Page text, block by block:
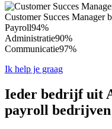
Customer Succes Manager
Payroll94%
Administratie90%
Communicatie97%
Ik help je graag
Ieder bedrijf uit
payroll bedrijven